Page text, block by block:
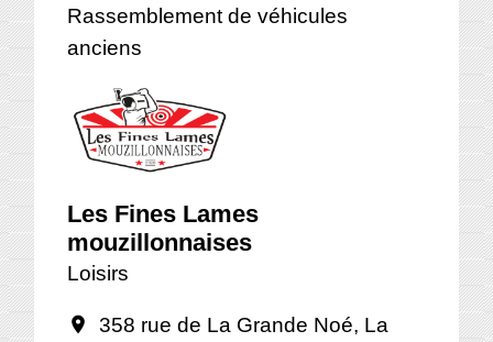
Rassemblement de véhicules
anciens
Les Fines Lames
mouzillonnaises
Loisirs
location_on
358 rue de La Grande Noé, La